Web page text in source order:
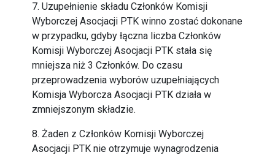
7. Uzupełnienie składu Członków Komisji
Wyborczej Asocjacji PTK winno zostać dokonane
w przypadku, gdyby łączna liczba Członków
Komisji Wyborczej Asocjacji PTK stała się
mniejsza niż 3 Członków. Do czasu
przeprowadzenia wyborów uzupełniających
Komisja Wyborcza Asocjacji PTK działa w
zmniejszonym składzie.
8. Żaden z Członków Komisji Wyborczej
Asocjacji PTK nie otrzymuje wynagrodzenia